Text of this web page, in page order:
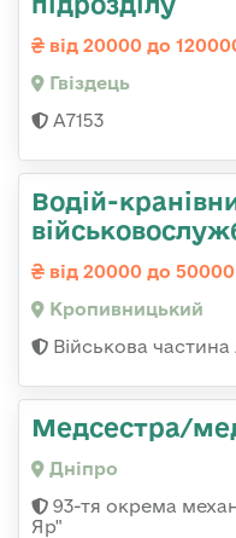
від 20000 до
Гвiздець
А7153
Водій-
від 20000 до
Кропивницький
Військова
Медсестра/
Дніпро
93-тя окрема
Яр"